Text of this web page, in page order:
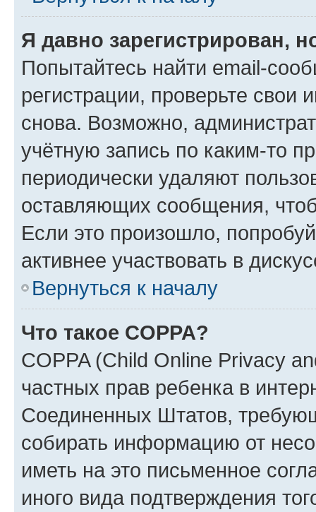
Я давно зарегистрирован,
Попытайтесь найти email-
регистрации, проверьте свои
снова. Возможно,
учётную запись по каким-то
периодически удаляют
оставляющих сообщения,
Если это произошло,
активнее участвовать в
Вернуться к началу
Что такое COPPA?
COPPA (Child Online Privacy
частных прав ребенка в
Соединенных Штатов,
собирать информацию от
иметь на это письменное
иного вида подтверждения